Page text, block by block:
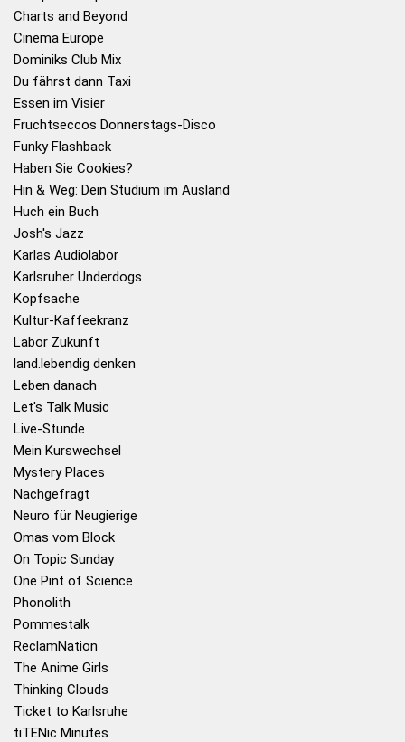
Charts and Beyond
Cinema Europe
Dominiks Club Mix
Du fährst dann Taxi
Essen im Visier
Fruchtseccos Donnerstags-Disco
Funky Flashback
Haben Sie Cookies?
Hin & Weg: Dein Studium im Ausland
Huch ein Buch
Josh's Jazz
Karlas Audiolabor
Karlsruher Underdogs
Kopfsache
Kultur-Kaffeekranz
Labor Zukunft
land.lebendig denken
Leben danach
Let's Talk Music
Live-Stunde
Mein Kurswechsel
Mystery Places
Nachgefragt
Neuro für Neugierige
Omas vom Block
On Topic Sunday
One Pint of Science
Phonolith
Pommestalk
ReclamNation
The Anime Girls
Thinking Clouds
Ticket to Karlsruhe
tiTENic Minutes